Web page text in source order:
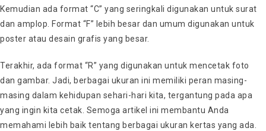
Kemudian ada format “C” yang seringkali digunakan untuk surat
dan amplop. Format “F” lebih besar dan umum digunakan untuk
poster atau desain grafis yang besar.
Terakhir, ada format “R” yang digunakan untuk mencetak foto
dan gambar. Jadi, berbagai ukuran ini memiliki peran masing-
masing dalam kehidupan sehari-hari kita, tergantung pada apa
yang ingin kita cetak. Semoga artikel ini membantu Anda
memahami lebih baik tentang berbagai ukuran kertas yang ada.